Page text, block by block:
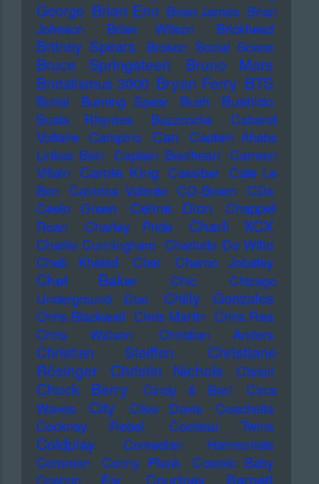
George Brian Eno Brian James Brian
Johnson
Brian Wilson Brickhead
Britney Spears Broken Social Scene
Bruce Springsteen Bruno Mars
Brutalismus 3000 Bryan Ferry BTS
Burial Burning Spear Bush Bushido
Busta Rhymes Buzzcocks
Cabaret
Voltaire Campino Can
Captain Ahabs
Linkes Bein Captain Beefheart Carmen
Villain Carole King Cassiber Cate Le
Bon
Caterina Valente CD-Boxen
CDs
Ceelo Green
Celine Dion
Chappell
Roan
Charley Pride Charli XCX
Charlie Cunningham Charlotte De Witte
Cheb Khaled
Cher Cherno Jobatey
Chet Baker Chic
Chicago
Underground Duo
Chilly Gonzales
Chris Blackwell Chris Martin Chris Rea
Chris Watson
Christian Anders
Christian Steiffen
Christiane
Rösinger
Christin Nichols Christl
Chuck Berry Cindy & Bert
Circa
Waves
City Clive Davis
Coachella
Cockney Rebel
Cocteau Twins
Coldplay
Comedian Harmonists
Common
Conny Plank
Cosmic Baby
Cosmic Ear
Courtney Barnett